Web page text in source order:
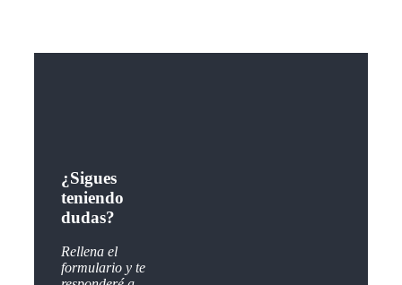
¿Sigues
teniendo
dudas?
Rellena el
formulario y te